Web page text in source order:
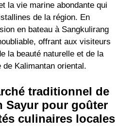
la vie marine abondante qui
de la région. En
en bateau à Sangkulirang
offrant aux visiteurs
la beauté naturelle et de la
de Kalimantan oriental.
traditionnel de
Sayur pour goûter
culinaires locales